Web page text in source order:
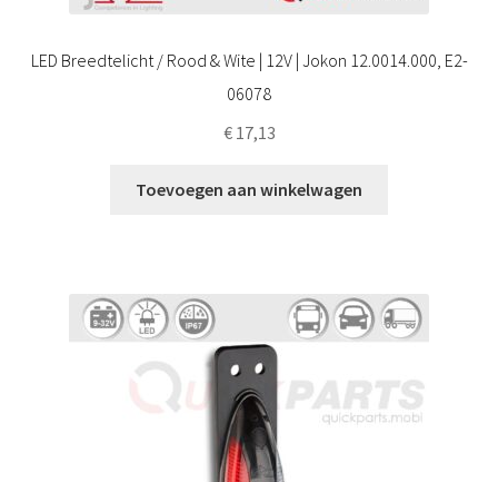
LED Breedtelicht / Rood & Wite | 12V | Jokon 12.0014.000, E2-
06078
€17,13
Toevoegen aan winkelwagen